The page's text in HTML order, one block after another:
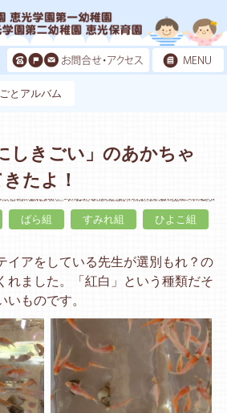
とアルバム
しきごい」のあかちゃ
たよ！
ばら組 すみれ組 ひよこ組
イアをしている先生が選別もれ？の
れました。「紅白」という種類だそ
いものです。